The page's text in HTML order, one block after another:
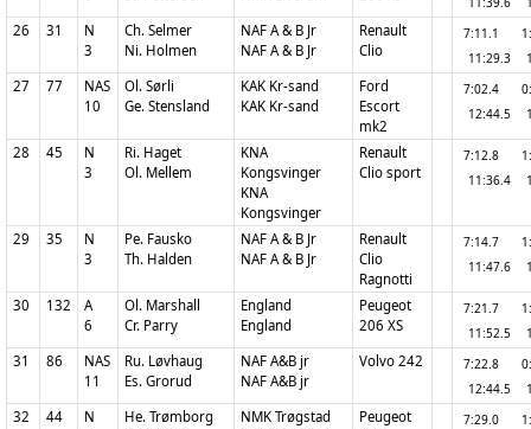
26 31
N
3
Ch. Selmer
Ni. Holmen
NAF A & B Jr
NAF A & B Jr
Renault
Clio
7:11.1
11:29.3
27 77
NAS
10
Ol. Sørli
Ge. Stensland
KAK Kr-sand
KAK Kr-sand
Ford
Escort
mk2
7:02.4
12:44.5
28 45
N
3
Ri. Haget
Ol. Mellem
KNA
Kongsvinger
KNA
Kongsvinger
Renault
Clio sport
7:12.8
11:36.4
29 35
N
3
Pe. Fausko
Th. Halden
NAF A & B Jr
NAF A & B Jr
Renault
Clio
Ragnotti
7:14.7
11:47.6
30 132
A
6
Ol. Marshall
Cr. Parry
England
England
Peugeot
206 XS
7:21.7
11:52.5
31 86
NAS
11
Ru. Løvhaug
Es. Grorud
NAF A&B jr
NAF A&B jr
Volvo 242 7:22.8
12:44.5
32 44
N
He. Trømborg
NMK Trøgstad
Peugeot
7:29.0